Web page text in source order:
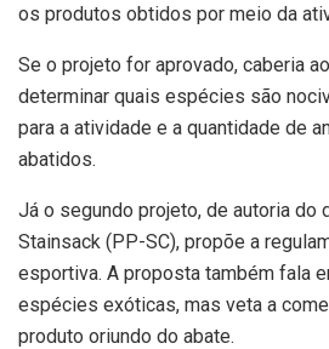
os produtos obtidos por meio da
Se o projeto for aprovado, caberia
determinar quais espécies são
para a atividade e a quantidade de
abatidos.
Já o segundo projeto, de autoria do
Stainsack (PP-SC), propõe a
esportiva. A proposta também fala
espécies exóticas, mas veta a
produto oriundo do abate.